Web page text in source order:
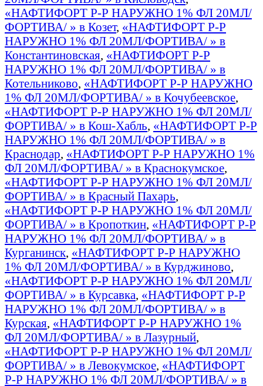
«НАФТИФОРТ Р-Р НАРУЖНО 1% ФЛ 20МЛ/
ФОРТИВА/ » в Козет, «НАФТИФОРТ Р-Р
НАРУЖНО 1% ФЛ 20МЛ/ФОРТИВА/ » в
Константиновская, «НАФТИФОРТ Р-Р
НАРУЖНО 1% ФЛ 20МЛ/ФОРТИВА/ » в
Котельниково, «НАФТИФОРТ Р-Р НАРУЖНО
1% ФЛ 20МЛ/ФОРТИВА/ » в Кочубеевское,
«НАФТИФОРТ Р-Р НАРУЖНО 1% ФЛ 20МЛ/
ФОРТИВА/ » в Кош-Хабль, «НАФТИФОРТ Р-Р
НАРУЖНО 1% ФЛ 20МЛ/ФОРТИВА/ » в
Краснодар, «НАФТИФОРТ Р-Р НАРУЖНО 1%
ФЛ 20МЛ/ФОРТИВА/ » в Краснокумское,
«НАФТИФОРТ Р-Р НАРУЖНО 1% ФЛ 20МЛ/
ФОРТИВА/ » в Красный Пахарь,
«НАФТИФОРТ Р-Р НАРУЖНО 1% ФЛ 20МЛ/
ФОРТИВА/ » в Кропоткин, «НАФТИФОРТ Р-Р
НАРУЖНО 1% ФЛ 20МЛ/ФОРТИВА/ » в
Курганинск, «НАФТИФОРТ Р-Р НАРУЖНО
1% ФЛ 20МЛ/ФОРТИВА/ » в Курджиново,
«НАФТИФОРТ Р-Р НАРУЖНО 1% ФЛ 20МЛ/
ФОРТИВА/ » в Курсавка, «НАФТИФОРТ Р-Р
НАРУЖНО 1% ФЛ 20МЛ/ФОРТИВА/ » в
Курская, «НАФТИФОРТ Р-Р НАРУЖНО 1%
ФЛ 20МЛ/ФОРТИВА/ » в Лазурный,
«НАФТИФОРТ Р-Р НАРУЖНО 1% ФЛ 20МЛ/
ФОРТИВА/ » в Левокумское, «НАФТИФОРТ
Р-Р НАРУЖНО 1% ФЛ 20МЛ/ФОРТИВА/ » в